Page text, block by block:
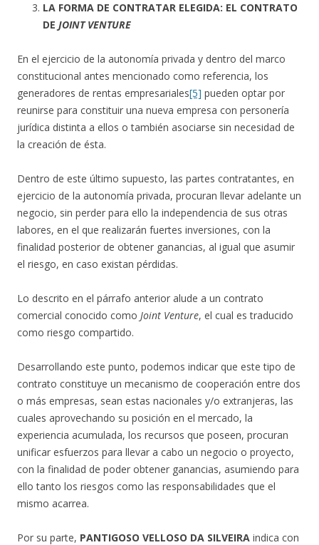
LA FORMA DE CONTRATAR ELEGIDA: EL CONTRATO
DE JOINT VENTURE
En el ejercicio de la autonomía privada y dentro del marco
constitucional antes mencionado como referencia, los
generadores de rentas empresariales[5] pueden optar por
reunirse para constituir una nueva empresa con personería
jurídica distinta a ellos o también asociarse sin necesidad de
la creación de ésta.
Dentro de este último supuesto, las partes contratantes, en
ejercicio de la autonomía privada, procuran llevar adelante un
negocio, sin perder para ello la independencia de sus otras
labores, en el que realizarán fuertes inversiones, con la
finalidad posterior de obtener ganancias, al igual que asumir
el riesgo, en caso existan pérdidas.
Lo descrito en el párrafo anterior alude a un contrato
comercial conocido como Joint Venture, el cual es traducido
como riesgo compartido.
Desarrollando este punto, podemos indicar que este tipo de
contrato constituye un mecanismo de cooperación entre dos
o más empresas, sean estas nacionales y/o extranjeras, las
cuales aprovechando su posición en el mercado, la
experiencia acumulada, los recursos que poseen, procuran
unificar esfuerzos para llevar a cabo un negocio o proyecto,
con la finalidad de poder obtener ganancias, asumiendo para
ello tanto los riesgos como las responsabilidades que el
mismo acarrea.
Por su parte, PANTIGOSO VELLOSO DA SILVEIRA indica con